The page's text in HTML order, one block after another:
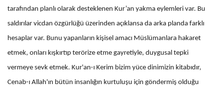
tarafından planlı olarak desteklenen Kur’an yakma eylemleri var. Bu
saldırılar vicdan özgürlüğü üzerinden açıklansa da arka planda farklı
hesaplar var. Bunu yapanların kişisel amacı Müslümanlara hakaret
etmek, onları kışkırtıp terörize etme gayretiyle, duygusal tepki
vermeye sevk etmek. Kur'an-ı Kerim bizim yüce dinimizin kitabıdır,
Cenab-ı Allah'ın bütün insanlığın kurtuluşu için göndermiş olduğu